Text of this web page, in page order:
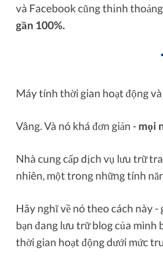
và Facebook cũng thỉnh
gần 100%.
Máy tính thời gian hoạt động
Vâng. Và nó khá đơn giản - mọi
Nhà cung cấp dịch vụ lưu trữ
nhiên, một trong những tính
Hãy nghĩ về nó theo cách này -
bạn đang lưu trữ blog của mình
thời gian hoạt động dưới mức